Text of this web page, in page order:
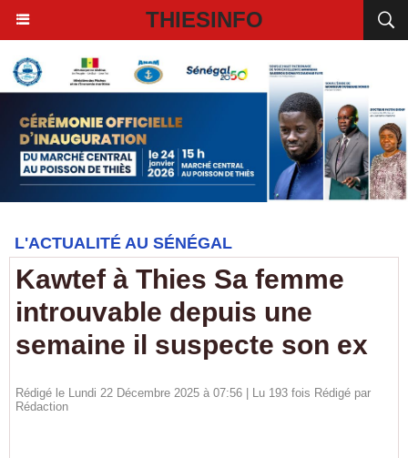
THIESINFO
L'ACTUALITÉ AU SÉNÉGAL
Kawtef à Thies Sa femme
introuvable depuis une
semaine il suspecte son ex
Rédigé le Lundi 22 Décembre 2025 à 07:56 | Lu 193 fois Rédigé par
Rédaction